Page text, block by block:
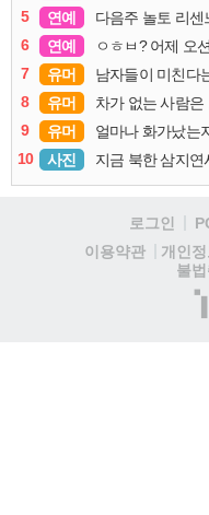
5
연예 다음주 놀토 리센
6
연예 ㅇㅎㅂ? 어제 오
7
유머 남자들이 미친다
8
유머 차가 없는 사람
9
유머 얼마나 화가났는
10
사진 지금 북한 삼지연
로그인
이용약관
개인
불